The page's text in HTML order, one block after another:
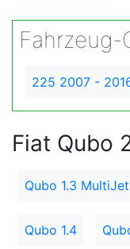
Fahrzeug-
225 2007 -
Fiat Qubo
Qubo 1.3 MultiJet
Qubo 1.4